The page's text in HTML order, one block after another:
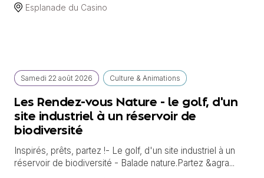
Esplanade du Casino
Samedi 22 août 2026 Culture & Animations
Les Rendez-vous Nature - le golf, d'un
site industriel à un réservoir de
biodiversité
Inspirés, prêts, partez !- Le golf, d'un site industriel à un
réservoir de biodiversité - Balade nature.Partez &agra...